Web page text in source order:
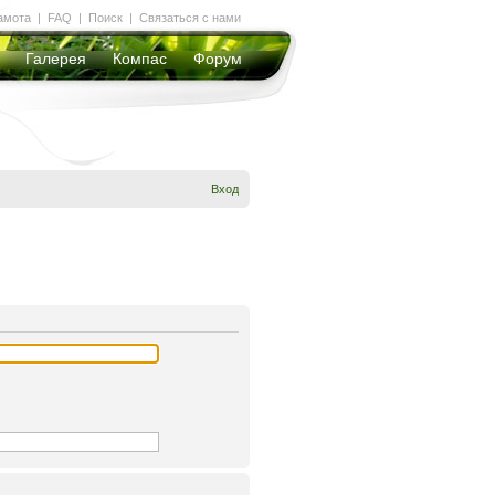
Галерея Компас Форум
| FAQ | Поиск | Связаться с нами
Вход